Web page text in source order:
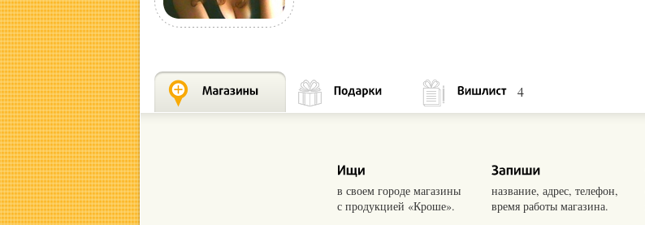
4
в своем городе магазины
с продукцией «Кроше».
название, адрес, телефон,
время работы магазина.